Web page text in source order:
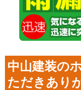
中山建装の
ただきあり